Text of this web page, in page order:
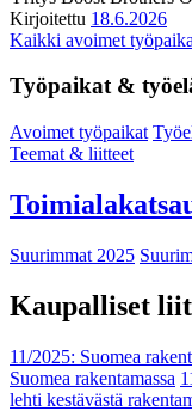
Kirjoitettu 18.6.2026
Kaikki avoimet
Työpaikat &
Avoimet työpaikat
Teemat & liitteet
Suurimmat 2025
Kaupalliset
11/2025: Suomea
Suomea rakentamassa
lehti kestävästä